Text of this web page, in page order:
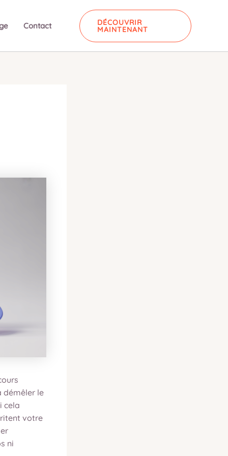
Contact DÉCOUVRIR
MAINTENANT
démêler le
cela
votre
ni